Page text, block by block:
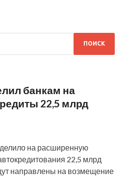
банкам на
22,5 млрд
на расширенную
22,5 млрд
направлены на возмещение